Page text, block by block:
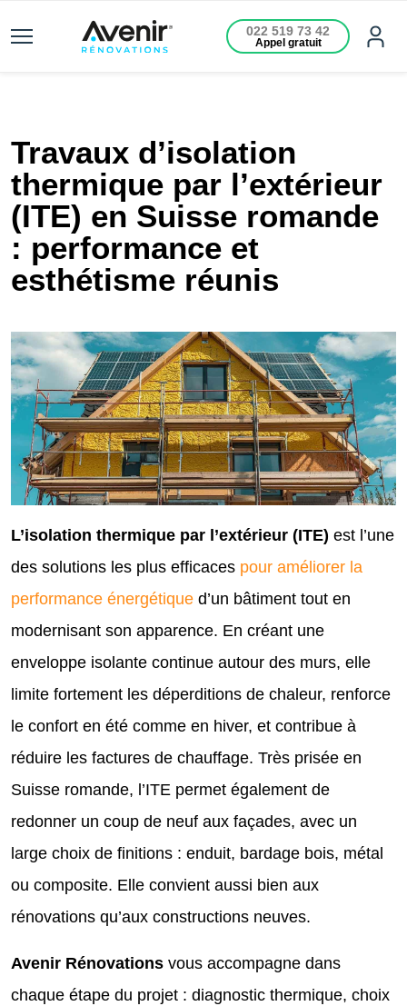
022 519 73 42
Appel gratuit
Travaux d’isolation
thermique par l’extérieur
(ITE) en Suisse romande
: performance et
esthétisme réunis
L’isolation thermique par l’extérieur (ITE) est l’une
des solutions les plus efficaces pour améliorer la
performance énergétique d’un bâtiment tout en
modernisant son apparence. En créant une
enveloppe isolante continue autour des murs, elle
limite fortement les déperditions de chaleur, renforce
le confort en été comme en hiver, et contribue à
réduire les factures de chauffage. Très prisée en
Suisse romande, l’ITE permet également de
redonner un coup de neuf aux façades, avec un
large choix de finitions : enduit, bardage bois, métal
ou composite. Elle convient aussi bien aux
rénovations qu’aux constructions neuves.
Avenir Rénovations vous accompagne dans
chaque étape du projet : diagnostic thermique, choix